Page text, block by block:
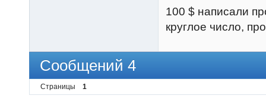
100 $ написали
круглое число,
Сообщений 4
Страницы 1